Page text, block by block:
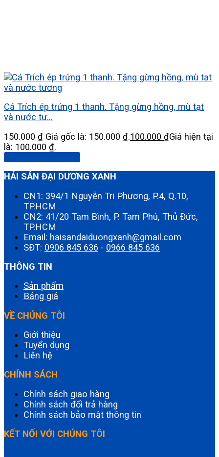
Cá Trích ép trứng 1 thanh. Tặng gừng hồng, mù tạt
và nước tư...
150.000₫ Giá gốc là: 150.000 ₫.100.000 ₫Giá hiện tại
là: 100.000 ₫.
Thêm vào giỏ hàng
HẢI SẢN ĐẠI DƯƠNG XANH
CN1: 394/1 Nguyễn Tri Phương, P.4, Q.10,
TP.HCM
CN2: 41/20 Tam Bình, P. Tam Phú, Thủ Đức,
TP.HCM
Email: haisandaiduongxanh@gmail.com
SĐT: 0906 845 636 - 0966 845 636
THÔNG TIN
Sản phẩm
Bảng giá
VỀ CHÚNG TÔI
Giới thiệu
Tuyển dụng
Liên hệ
CHÍNH SÁCH
Chính sách giao hàng
Chính sách đổi trả hàng
Chính sách bảo mật thông tin
KẾT NỐI VỚI CHÚNG TÔI